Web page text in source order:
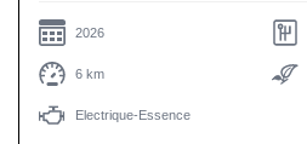
2026
6 km
Electrique-Essence